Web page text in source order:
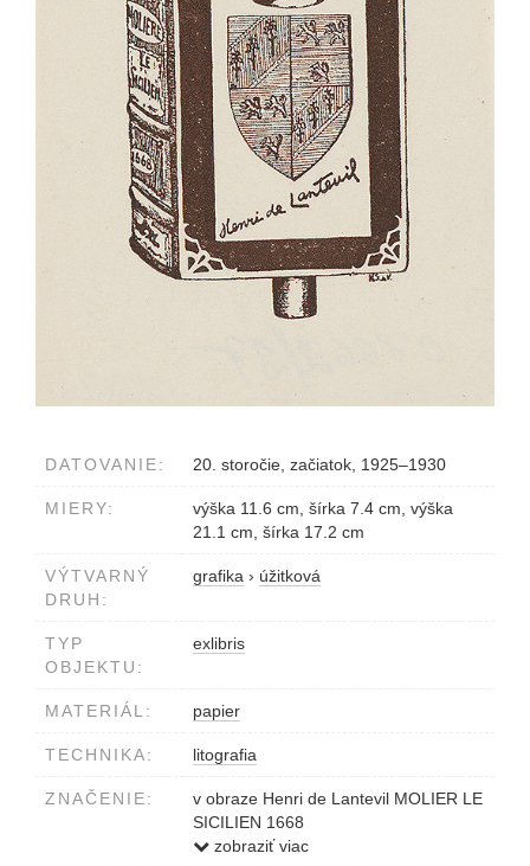
DATOVANIE: 20. storočie, začiatok, 1925–1930
MIERY:
výška 11.6 cm, šírka 7.4 cm, výška
21.1 cm, šírka 17.2 cm
VÝTVARNÝ
DRUH:
grafika › úžitková
TYP
OBJEKTU:
exlibris
MATERIÁL: papier
TECHNIKA: litografia
ZNAČENIE:
v obraze Henri de Lantevil MOLIER LE
SICILIEN 1668
dole pod obrazom N.S.A.V.
zobraziť viac